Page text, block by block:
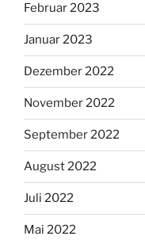
Februar 2023
Januar 2023
Dezember 2022
November 2022
September 2022
August 2022
Juli 2022
Mai 2022